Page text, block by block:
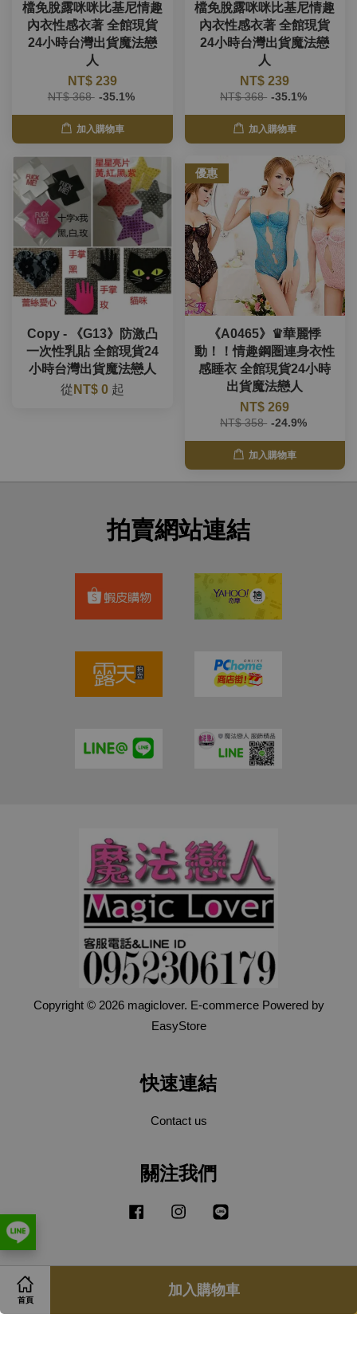
首頁
加入購物車
檔免脫露咪咪比基尼情趣
內衣性感衣著 全館現貨
24小時台灣出貨魔法戀
人
NT$ 239
NT$ 368 -35.1%
加入購物車
檔免脫露咪咪比基尼情趣
內衣性感衣著 全館現貨
24小時台灣出貨魔法戀
人
NT$ 239
NT$ 368 -35.1%
加入購物車
Copy - 《G13》防激凸
一次性乳貼 全館現貨24
小時台灣出貨魔法戀人
從 NT$ 0 起
優惠
《A0465》♛華麗悸
動！！情趣鋼圏連身衣性
感睡衣 全館現貨24小時
出貨魔法戀人
NT$ 269
NT$ 358 -24.9%
加入購物車
拍賣網站連結
Copyright © 2026 magiclover. E-commerce Powered by
EasyStore
快速連結
Contact us
關注我們
Facebook Instagram
服務條款|隱私政策|退款政策